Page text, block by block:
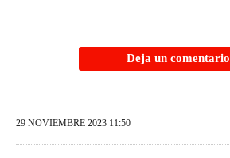
Deja un comentario
29 NOVIEMBRE 2023 11:50